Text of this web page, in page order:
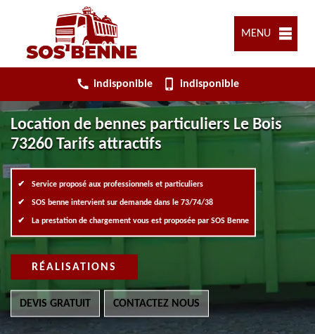
MENU
indisponible indisponible
Location de bennes particuliers Le Bois
73260 Tarifs attractifs
Service proposé aux professionnels et particuliers
SOS benne intervient sur demande dans le 73/74/38
La prestation de chargement vous est proposée par SOS Benne
RÉALISATIONS
DEVIS GRATUIT CONTACTEZ NOUS